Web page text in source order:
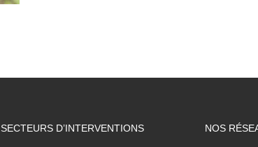
SECTEURS D’INTERVENTIONS NOS